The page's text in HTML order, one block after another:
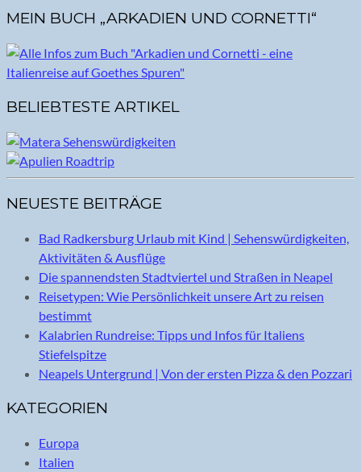
MEIN BUCH „ARKADIEN UND CORNETTI“
BELIEBTESTE ARTIKEL
NEUESTE BEITRÄGE
Bad Radkersburg Urlaub mit Kind | Sehenswürdigkeiten,
Aktivitäten & Ausflüge
Die spannendsten Stadtviertel und Straßen in Neapel
Reisetypen: Wie Persönlichkeit unsere Art zu reisen
bestimmt
Kalabrien Rundreise: Tipps und Infos für Italiens
Stiefelspitze
Neapels Untergrund | Von der ersten Pizza & den Pozzari
KATEGORIEN
Europa
Italien